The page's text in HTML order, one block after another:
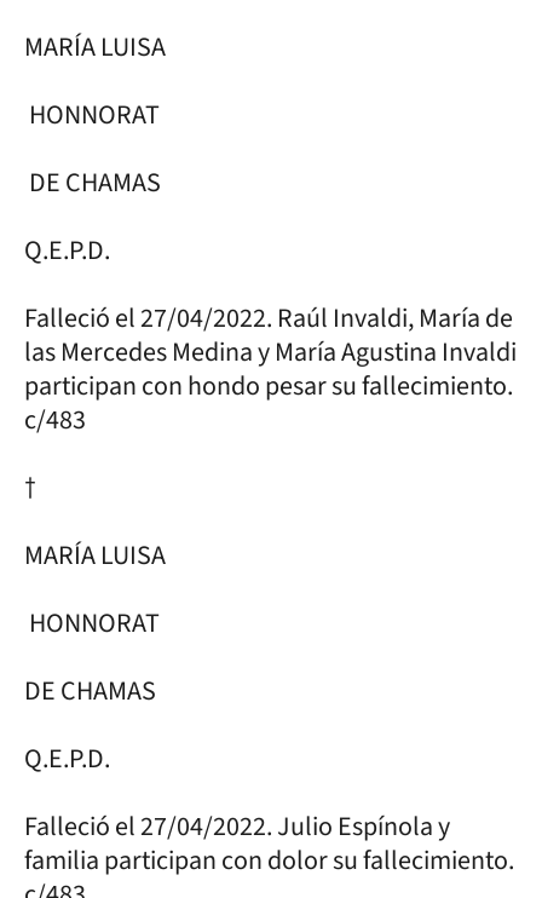
MARÍA LUISA
HONNORAT
DE CHAMAS
Q.E.P.D.
Falleció el 27/04/2022. Raúl Invaldi, María de
las Mercedes Medina y María Agustina Invaldi
participan con hondo pesar su fallecimiento.
c/483
†
MARÍA LUISA
HONNORAT
DE CHAMAS
Q.E.P.D.
Falleció el 27/04/2022. Julio Espínola y
familia participan con dolor su fallecimiento.